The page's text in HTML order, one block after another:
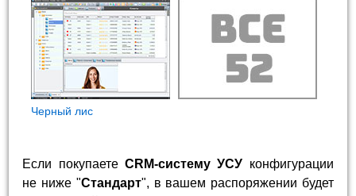
Черный лис
Если покупаете CRM-систему УСУ конфигурации
не ниже "Стандарт", в вашем распоряжении будет